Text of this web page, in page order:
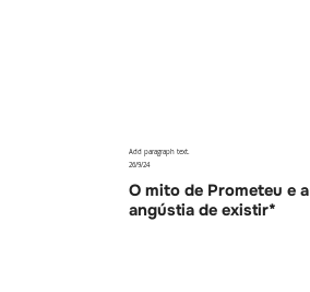
O mito de Prometeu e a
angústia de existir*
26/9/24
Add paragraph text.